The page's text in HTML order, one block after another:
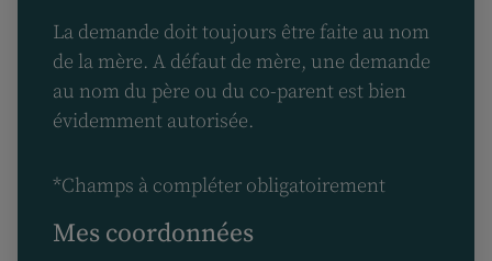
La demande doit toujours être faite au nom
de la mère. A défaut de mère, une demande
au nom du père ou du co-parent est bien
évidemment autorisée.
*Champs à compléter obligatoirement
Mes coordonnées